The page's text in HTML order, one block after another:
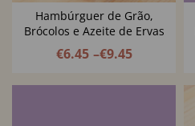
Hambúrguer de Grão,
Brócolos e Azeite de Ervas
€6.45 –€9.45